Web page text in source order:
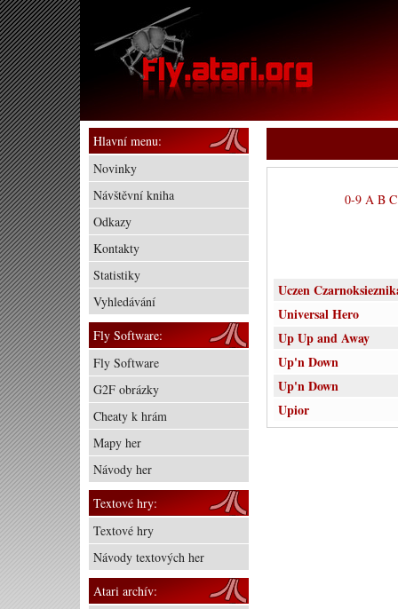
0-9 A B C
Uczen
Universal Hero
Up Up and Away
Up'n Down
Up'n Down
Upior
Hlavní menu:
Novinky
Návštěvní kniha
Odkazy
Kontakty
Statistiky
Vyhledávání
Fly Software:
Fly Software
G2F obrázky
Cheaty k hrám
Mapy her
Návody her
Textové hry:
Textové hry
Návody textových her
Atari archív: